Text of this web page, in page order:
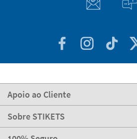
Apoio ao Cliente
Sobre STIKETS